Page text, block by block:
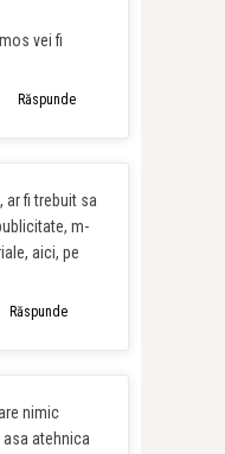
vei fi
Răspunde
ar fi trebuit sa
m-
aici, pe
Răspunde
nimic
atehnica